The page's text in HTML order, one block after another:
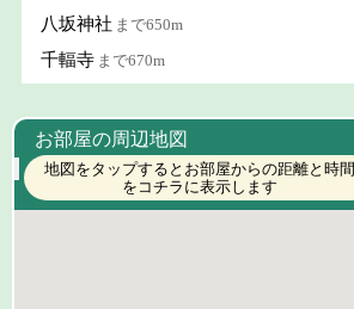
八坂神社 まで650m
千輻寺 まで670m
お部屋の周辺地図
地図をタップするとお部屋からの距離と時間
をコチラに表示します